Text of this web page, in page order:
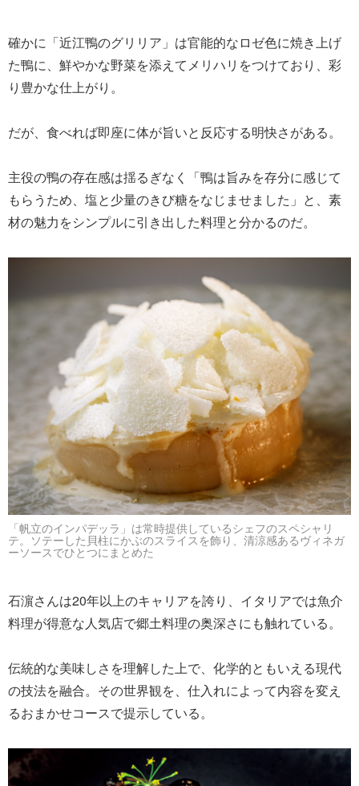
確かに「近江鴨のグリリア」は官能的なロゼ色に焼き上げ
た鴨に、鮮やかな野菜を添えてメリハリをつけており、彩
り豊かな仕上がり。
だが、食べれば即座に体が旨いと反応する明快さがある。
主役の鴨の存在感は揺るぎなく「鴨は旨みを存分に感じて
もらうため、塩と少量のきび糖をなじませました」と、素
材の魅力をシンプルに引き出した料理と分かるのだ。
「帆立のインパデッラ」は常時提供しているシェフのスペシャリ
テ。ソテーした貝柱にかぶのスライスを飾り、清涼感あるヴィネガ
ーソースでひとつにまとめた
石濵さんは20年以上のキャリアを誇り、イタリアでは魚介
料理が得意な人気店で郷土料理の奥深さにも触れている。
伝統的な美味しさを理解した上で、化学的ともいえる現代
の技法を融合。その世界観を、仕入れによって内容を変え
るおまかせコースで提示している。